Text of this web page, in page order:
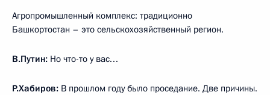
Агропромышленный комплекс: традиционно
Башкортостан – это сельскохозяйственный регион.
В.Путин: Но что-то у вас…
Р.Хабиров: В прошлом году было проседание. Две причины.